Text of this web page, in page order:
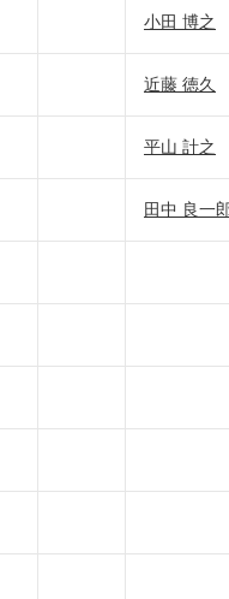
小田 博之
近藤 徳久
平山 計之
田中 良一